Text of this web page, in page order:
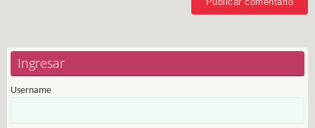
Ingresar
Username